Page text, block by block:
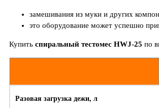
замешивания из муки и других
это оборудование может успешно
Купить спиральный тестомес HWJ-25 по
Разовая загрузка дежи, л